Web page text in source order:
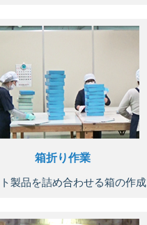
箱折り作業
製品を詰め合わせる箱の作成